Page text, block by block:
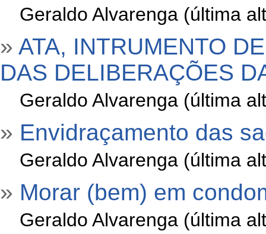
Geraldo Alvarenga (última
» ATA, INTRUMENTO
DAS DELIBERAÇÕES
Geraldo Alvarenga (última
» Envidraçamento das
Geraldo Alvarenga (última
» Morar (bem) em
Geraldo Alvarenga (última